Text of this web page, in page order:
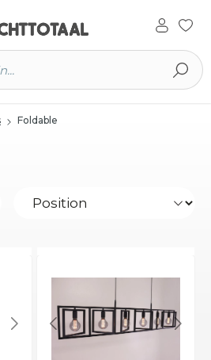
Foldable